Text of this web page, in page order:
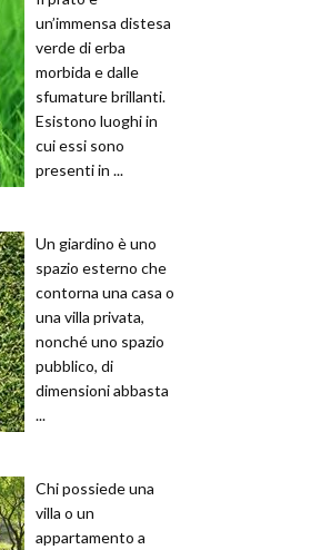
un’immensa distesa
verde di erba
morbida e dalle
sfumature brillanti.
Esistono luoghi in
cui essi sono
presenti in ...
Un giardino è uno
spazio esterno che
contorna una casa o
una villa privata,
nonché uno spazio
pubblico, di
dimensioni abbasta
...
Chi possiede una
villa o un
appartamento a